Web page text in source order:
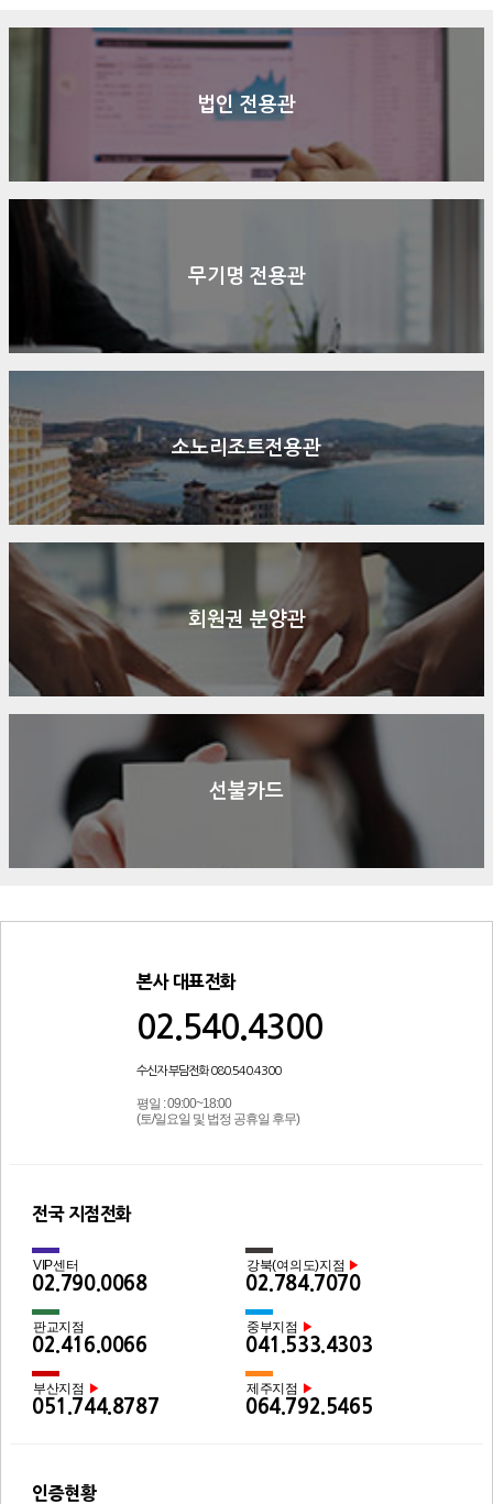
법인 전용관
무기명 전용관
소노리조트전용관
회원권 분양관
선불카드
본사 대표전화
02.540.4300
수신자 부담전화 080.540.4300
평일 : 09:00~18:00
(토/일요일 및 법정 공휴일 후무)
전국 지점전화
VIP센터
02.790.0068
강북(여의도)지점 ▶
02.784.7070
판교지점
02.416.0066
중부지점 ▶
041.533.4303
부산지점 ▶
051.744.8787
제주지점 ▶
064.792.5465
인증현황